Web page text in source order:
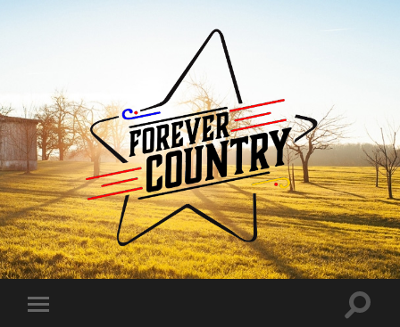
Forever
Country
Toggle
Toggle